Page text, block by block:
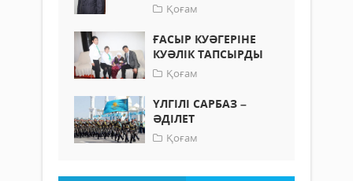
Қоғам
ҒАСЫР КУӘГЕРІНЕ
КУӘЛІК ТАПСЫРДЫ
Қоғам
ҮЛГІЛІ САРБАЗ –
ӘДІЛЕТ
Қоғам